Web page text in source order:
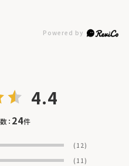
4.4
： 24件
(12)
(11)